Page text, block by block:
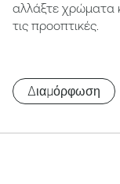
αλλάξτε χρώματα
τις προοπτικές.
Διαμόρφωση